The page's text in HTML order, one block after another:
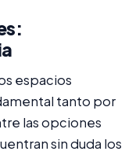
espacios
tanto por
las opciones
sin duda los